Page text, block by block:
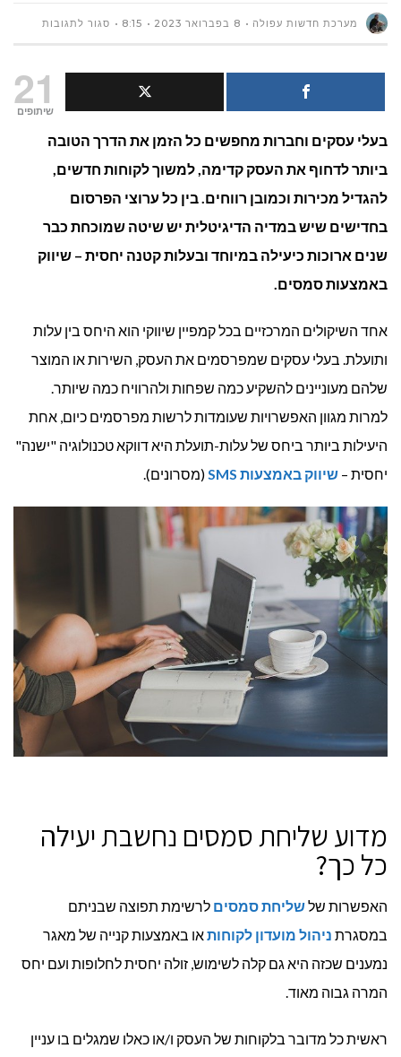
מערכת חדשות עפולה 8 בפברואר 2023 8:15 סגור לתגובותעל
הודעות
21
שיתופים
בעלי עסקים וחברות מחפשים כל הזמן את הדרך הטובה
ביותר לדחוף את העסק קדימה, למשוך לקוחות חדשים,
להגדיל מכירות וכמובן רווחים. בין כל ערוצי הפרסום
בחדישים שיש במדיה הדיגיטלית יש שיטה שמוכחת כבר
שנים ארוכות כיעילה במיוחד ובעלות קטנה יחסית – שיווק
באמצעות סמסים.
אחד השיקולים המרכזיים בכל קמפיין שיווקי הוא היחס בין עלות
ותועלת. בעלי עסקים שמפרסמים את העסק, השירות או המוצר
שלהם מעוניינים להשקיע כמה שפחות ולהרוויח כמה שיותר.
למרות מגוון האפשרויות שעומדות לרשות מפרסמים כיום, אחת
היעילות ביותר ביחס של עלות-תועלת היא דווקא טכנולוגיה "ישנה"
יחסית – שיווק באמצעות SMS(מסרונים).
מדוע שליחת סמסים נחשבת יעילה
כל כך?
האפשרות שלשליחת סמסים לרשימת תפוצה שבניתם
במסגרת ניהול מועדון לקוחותאו באמצעות קנייה של מאגר
נמענים שכזה היא גם קלה לשימוש, זולה יחסית לחלופות ועם יחס
המרה גבוה מאוד.
ראשית כל מדובר בלקוחות של העסק ו/או כאלו שמגלים בו עניין